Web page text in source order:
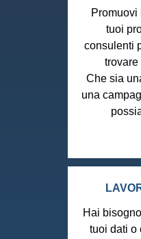
Promuovi
tuoi
consulenti
trovare
Che sia
una
Hai
tuoi dati o